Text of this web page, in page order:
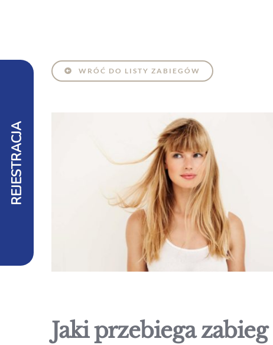
WRÓĆ DO LISTY ZABIEGÓW
Jaki przebiega
REJESTRACJA